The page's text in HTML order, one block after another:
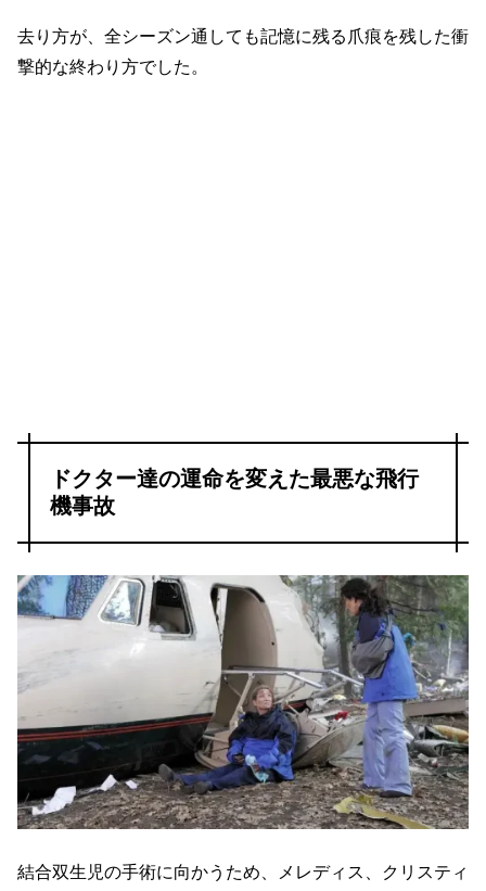
去り方が、全シーズン通しても記憶に残る爪痕を残した衝
撃的な終わり方でした。
ドクター達の運命を変えた最悪な飛行
機事故
結合双生児の手術に向かうため、メレディス、クリスティ